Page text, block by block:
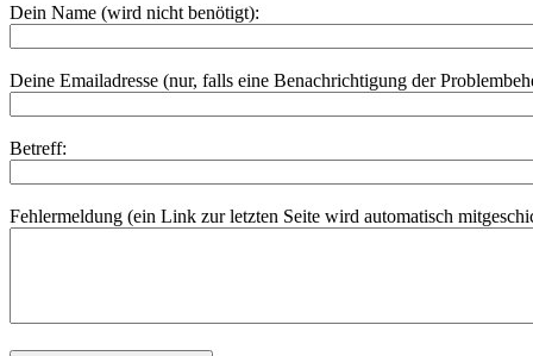
Dein Name (wird nicht benötigt):
Deine Emailadresse (nur, falls eine Benachrichtigung der
Betreff:
Fehlermeldung (ein Link zur letzten Seite wird automatisch